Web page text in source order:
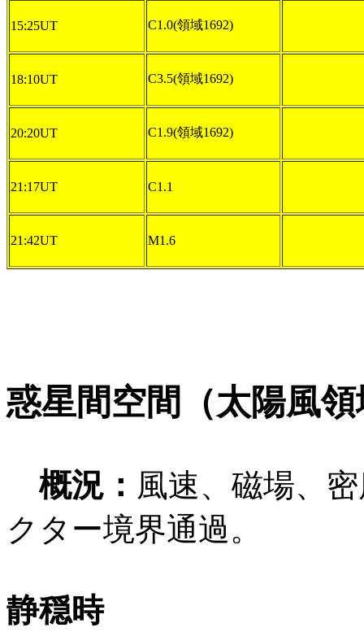
15:25UT C1.0(領域1692)
18:10UT C3.5(領域1692)
20:20UT C1.9(領域1692)
21:17UT C1.1
21:42UT M1.6
惑星間空間（太陽風
概況： 風速、磁場、
クター境界通過。
静穏時